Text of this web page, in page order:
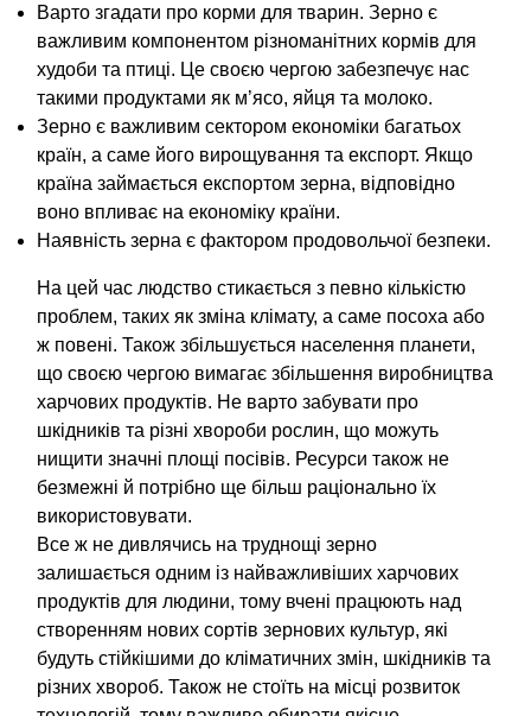
Варто згадати про корми для тварин. Зерно є
важливим компонентом різноманітних кормів для
худоби та птиці. Це своєю чергою забезпечує нас
такими продуктами як м’ясо, яйця та молоко.
Зерно є важливим сектором економіки багатьох
країн, а саме його вирощування та експорт. Якщо
країна займається експортом зерна, відповідно
воно впливає на економіку країни.
Наявність зерна є фактором продовольчої безпеки.
На цей час людство стикається з певно кількістю
проблем, таких як зміна клімату, а саме посоха або
ж повені. Також збільшується населення планети,
що своєю чергою вимагає збільшення виробництва
харчових продуктів. Не варто забувати про
шкідників та різні хвороби рослин, що можуть
нищити значні площі посівів. Ресурси також не
безмежні й потрібно ще більш раціонально їх
використовувати.
Все ж не дивлячись на труднощі зерно
залишається одним із найважливіших харчових
продуктів для людини, тому вчені працюють над
створенням нових сортів зернових культур, які
будуть стійкішими до кліматичних змін, шкідників та
різних хвороб. Також не стоїть на місці розвиток